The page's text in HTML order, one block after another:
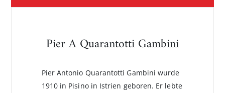
Pier A Quarantotti Gambini
Pier Antonio Quarantotti Gambini wurde
1910 in Pisino in Istrien geboren. Er lebte